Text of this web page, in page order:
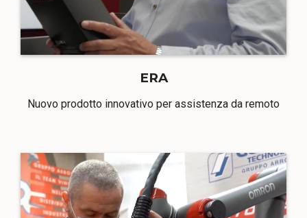
ERA
Nuovo prodotto innovativo per assistenza da remoto